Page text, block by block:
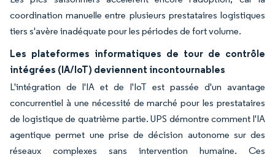
coordination manuelle entre plusieurs prestataires logistiques
tiers s'avère inadéquate pour les périodes de fort volume.
Les plateformes informatiques de tour de contrôle
intégrées (IA/IoT) deviennent incontournables
L'intégration de l'IA et de l'IoT est passée d'un avantage
concurrentiel à une nécessité de marché pour les prestataires
de logistique de quatrième partie. UPS démontre comment l'IA
agentique permet une prise de décision autonome sur des
réseaux complexes sans intervention humaine. Ces